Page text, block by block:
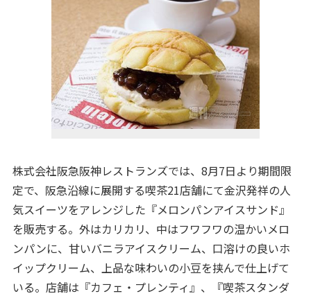
株式会社阪急阪神レストランズでは、8月7日より期間限
定で、阪急沿線に展開する喫茶21店舗にて金沢発祥の人
気スイーツをアレンジした『メロンパンアイスサンド』
を販売する。外はカリカリ、中はフワフワの温かいメロ
ンパンに、甘いバニラアイスクリーム、口溶けの良いホ
イップクリーム、上品な味わいの小豆を挟んで仕上げて
いる。店舗は『カフェ・プレンティ』、『喫茶スタンダ